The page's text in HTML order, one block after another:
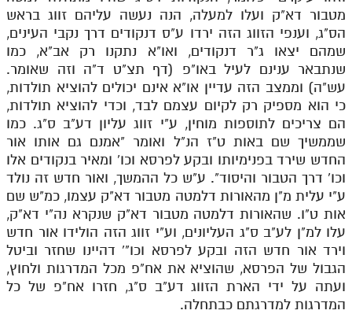
תלמוד עשר הספירות חלק ד
תלמוד עשר הספירות חלק ה
תלמוד עשר הספירות חלק ו
תלמוד עשר הספירות חלק ז
תלמוד עשר הספירות חלק ח
תלמוד עשר הספירות חלק ט
תלמוד עשר הספירות חלק י
תלמוד עשר הספירות חלק יא
תלמוד עשר הספירות חלק יב
תלמוד עשר הספירות חלק יג
מטבור דא"ק ועלו למעלה, הנה נעשה עליהם זווג בראש
הס"ג, וענפי הזווג הזה ירדו ע"ס דנקודים דרך נקבי העינים,
שמהם יצאו ג"ר דנקודים, ואו"א נתקנו רק אב"א, כמו
שנתבאר ענינם לעיל באו"פ (דף תצ"ט ד"ה וזה שאומר.
עש"ה) וממצב הזה עדיין או"א אינם יכולים להוציא תולדות,
כי הוא מספיק רק לקיום עצמם לבד, וכדי להוציא תולדות,
הם צריכים לתוספות מוחין, ע"י זווג עליון דע"ב ס"ג. כמו
שממשיך שם באות ט"ז הנ"ל ואומר "אמנם גם אותו אור
החדש שירד בפנימיותו ובקע לפרסא וכו' ומאיר בנקודים אלו
וכו' דרך הטבור והיסוד". ע"ש כל ההמשך, ואור חדש זה נולד
ע"י עלית מ"ן מהאורות דלמטה מטבור דא"ק עצמו, כמ"ש שם
אות ט"ו. שהאורות דלמטה מטבור דא"ק שנקרא נה"י דא"ק,
עלו למ"ן לע"ב ס"ג העליונים, וע"י זווג הזה הולידו אור חדש
וירד אור חדש הזה ובקע לפרסא וכו"' דהיינו שחזר וביטל
הגבול של הפרסא, שהוציא את אח"פ מכל המדרגות ולחוץ,
ועתה על ידי הארת הזווג דע"ב ס"ג, חזרו אח"פ של כל
המדרגות למדרגתם כבתחלה.